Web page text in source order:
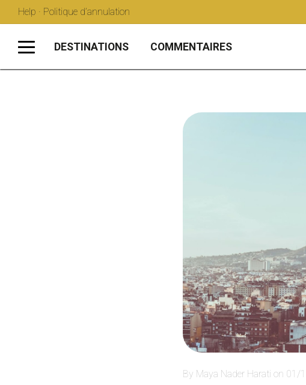
Help · Politique d’annulation
DESTINATIONS COMMENTAIRES
By Maya Nader Harati on